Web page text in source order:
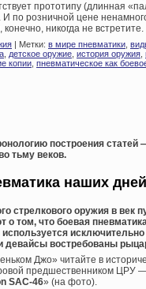
прототипу (длинная
по розничной цене
никогда не встретите.
| Метки: в мире пневматики
детское оружие история оружия
копии пневматическое как
построения статей
тьму веков.
наших дней
стрелкового оружия в век
том, что боевая
используется
девайсы востребованы
Джо» читайте в
предшественником ЦРУ
SAC-46» (на фото).